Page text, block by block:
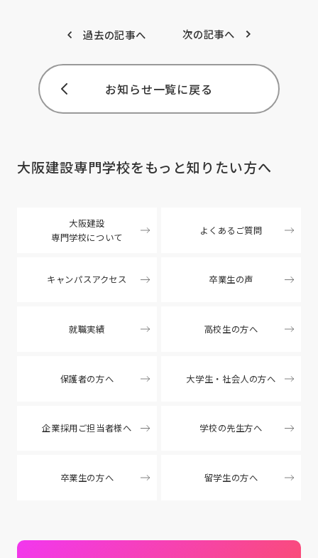
過去の記事へ 次の記事へ
お知らせ一覧に戻る
大阪建設専門学校をもっと知りたい方へ
大阪建設
専門学校について
よくあるご質問
キャンパスアクセス 卒業生の声
就職実績 高校生の方へ
保護者の方へ 大学生・社会人の方へ
企業採用ご担当者様へ 学校の先生方へ
卒業生の方へ 留学生の方へ